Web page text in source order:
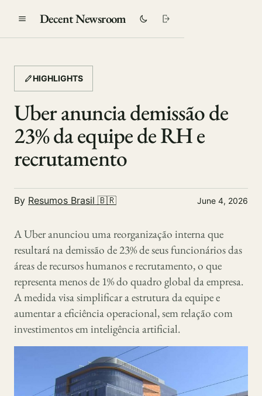
Decent Newsroom
HIGHLIGHTS
Uber anuncia demissão de
23% da equipe de RH e
recrutamento
By Resumos Brasil 🇧🇷 June 4, 2026
A Uber anunciou uma reorganização interna que
resultará na demissão de 23% de seus funcionários das
áreas de recursos humanos e recrutamento, o que
representa menos de 1% do quadro global da empresa.
A medida visa simplificar a estrutura da equipe e
aumentar a eficiência operacional, sem relação com
investimentos em inteligência artificial.